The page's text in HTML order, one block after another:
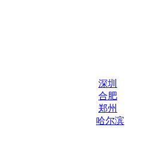
深圳
合肥
郑州
哈尔滨